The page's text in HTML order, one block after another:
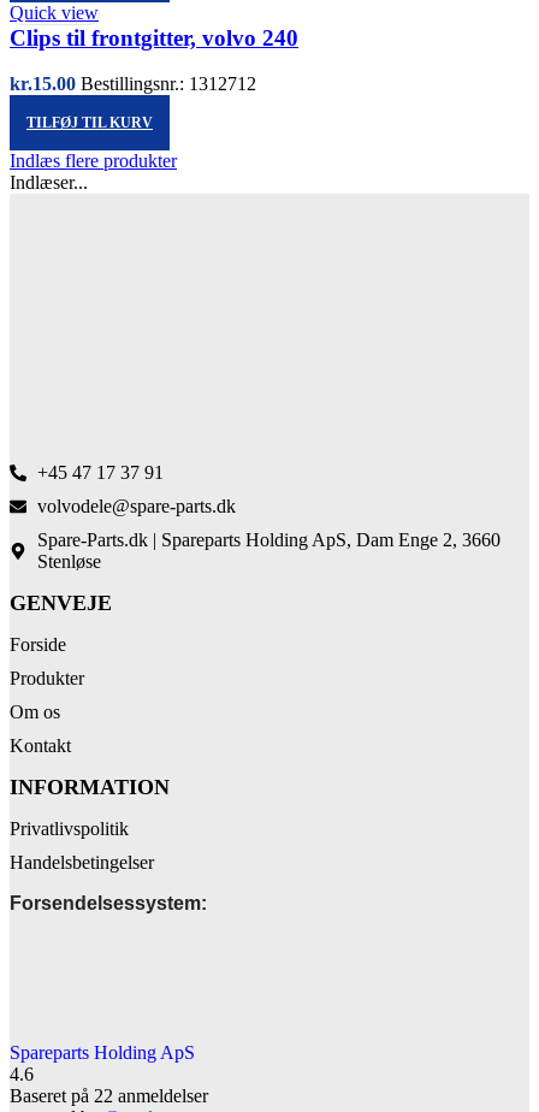
Quick view
Clips til frontgitter, volvo 240
kr.15.00 Bestillingsnr.: 1312712
TILFØJ TIL KURV
Indlæs flere produkter
Indlæser...
+45 47 17 37 91
volvodele@spare-parts.dk
Spare-Parts.dk | Spareparts Holding ApS, Dam Enge 2, 3660
Stenløse
GENVEJE
Forside
Produkter
Om os
Kontakt
INFORMATION
Privatlivspolitik
Handelsbetingelser
Forsendelsessystem:
Spareparts Holding ApS
4.6
Baseret på 22 anmeldelser